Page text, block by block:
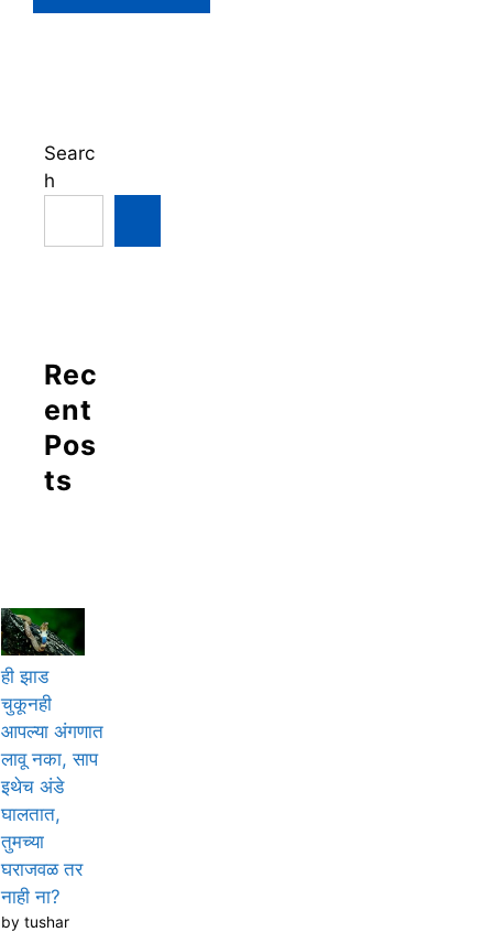
Searc
h
Rec
ent
Pos
ts
ही झाड
चुकूनही
आपल्या अंगणात
लावू नका, साप
इथेच अंडे
घालतात,
तुमच्या
घराजवळ तर
नाही ना?
by tushar